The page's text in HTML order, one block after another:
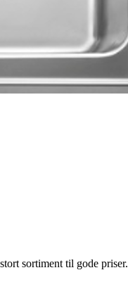
sortiment til gode priser.